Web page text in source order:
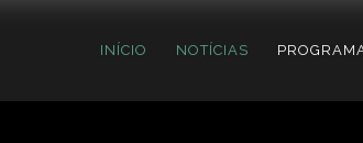
INÍCIO NOTÍCIAS